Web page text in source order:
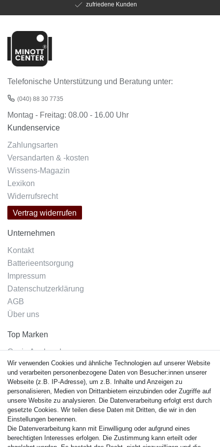
zufriedene Kunden
Telefonische Unterstützung und Beratung unter:
(040) 88 30 7735
Montag - Freitag: 08.00 - 16.00 Uhr
Kundenservice
Zahlungsarten
Versandarten & -kosten
Wissens-Magazin
Lexikon
Widerrufsrecht
Vertrag widerrufen
Unternehmen
Kontakt
Batterieentsorgung
Impressum
Datenschutzerklärung
AGB
Über uns
Top Marken
Casio Armband
Festina Armband
Citizen Armband
M. Lacroix Armband
J. Lemans Armband
Uhrenarmbänder - Alle
Sicherheit
Wir verwenden Cookies und ähnliche Technologien auf unserer Website
und verarbeiten personenbezogene Daten von Besucher:innen unserer
Webseite (z.B. IP-Adresse), um z.B. Inhalte und Anzeigen zu
personalisieren, Medien von Drittanbietern einzubinden oder Zugriffe auf
unsere Website zu analysieren. Die Datenverarbeitung erfolgt erst durch
gesetzte Cookies. Wir teilen diese Daten mit Dritten, die wir in den
Einstellungen benennen.
Die Datenverarbeitung kann mit Einwilligung oder aufgrund eines
berechtigten Interesses erfolgen. Die Zustimmung kann erteilt oder